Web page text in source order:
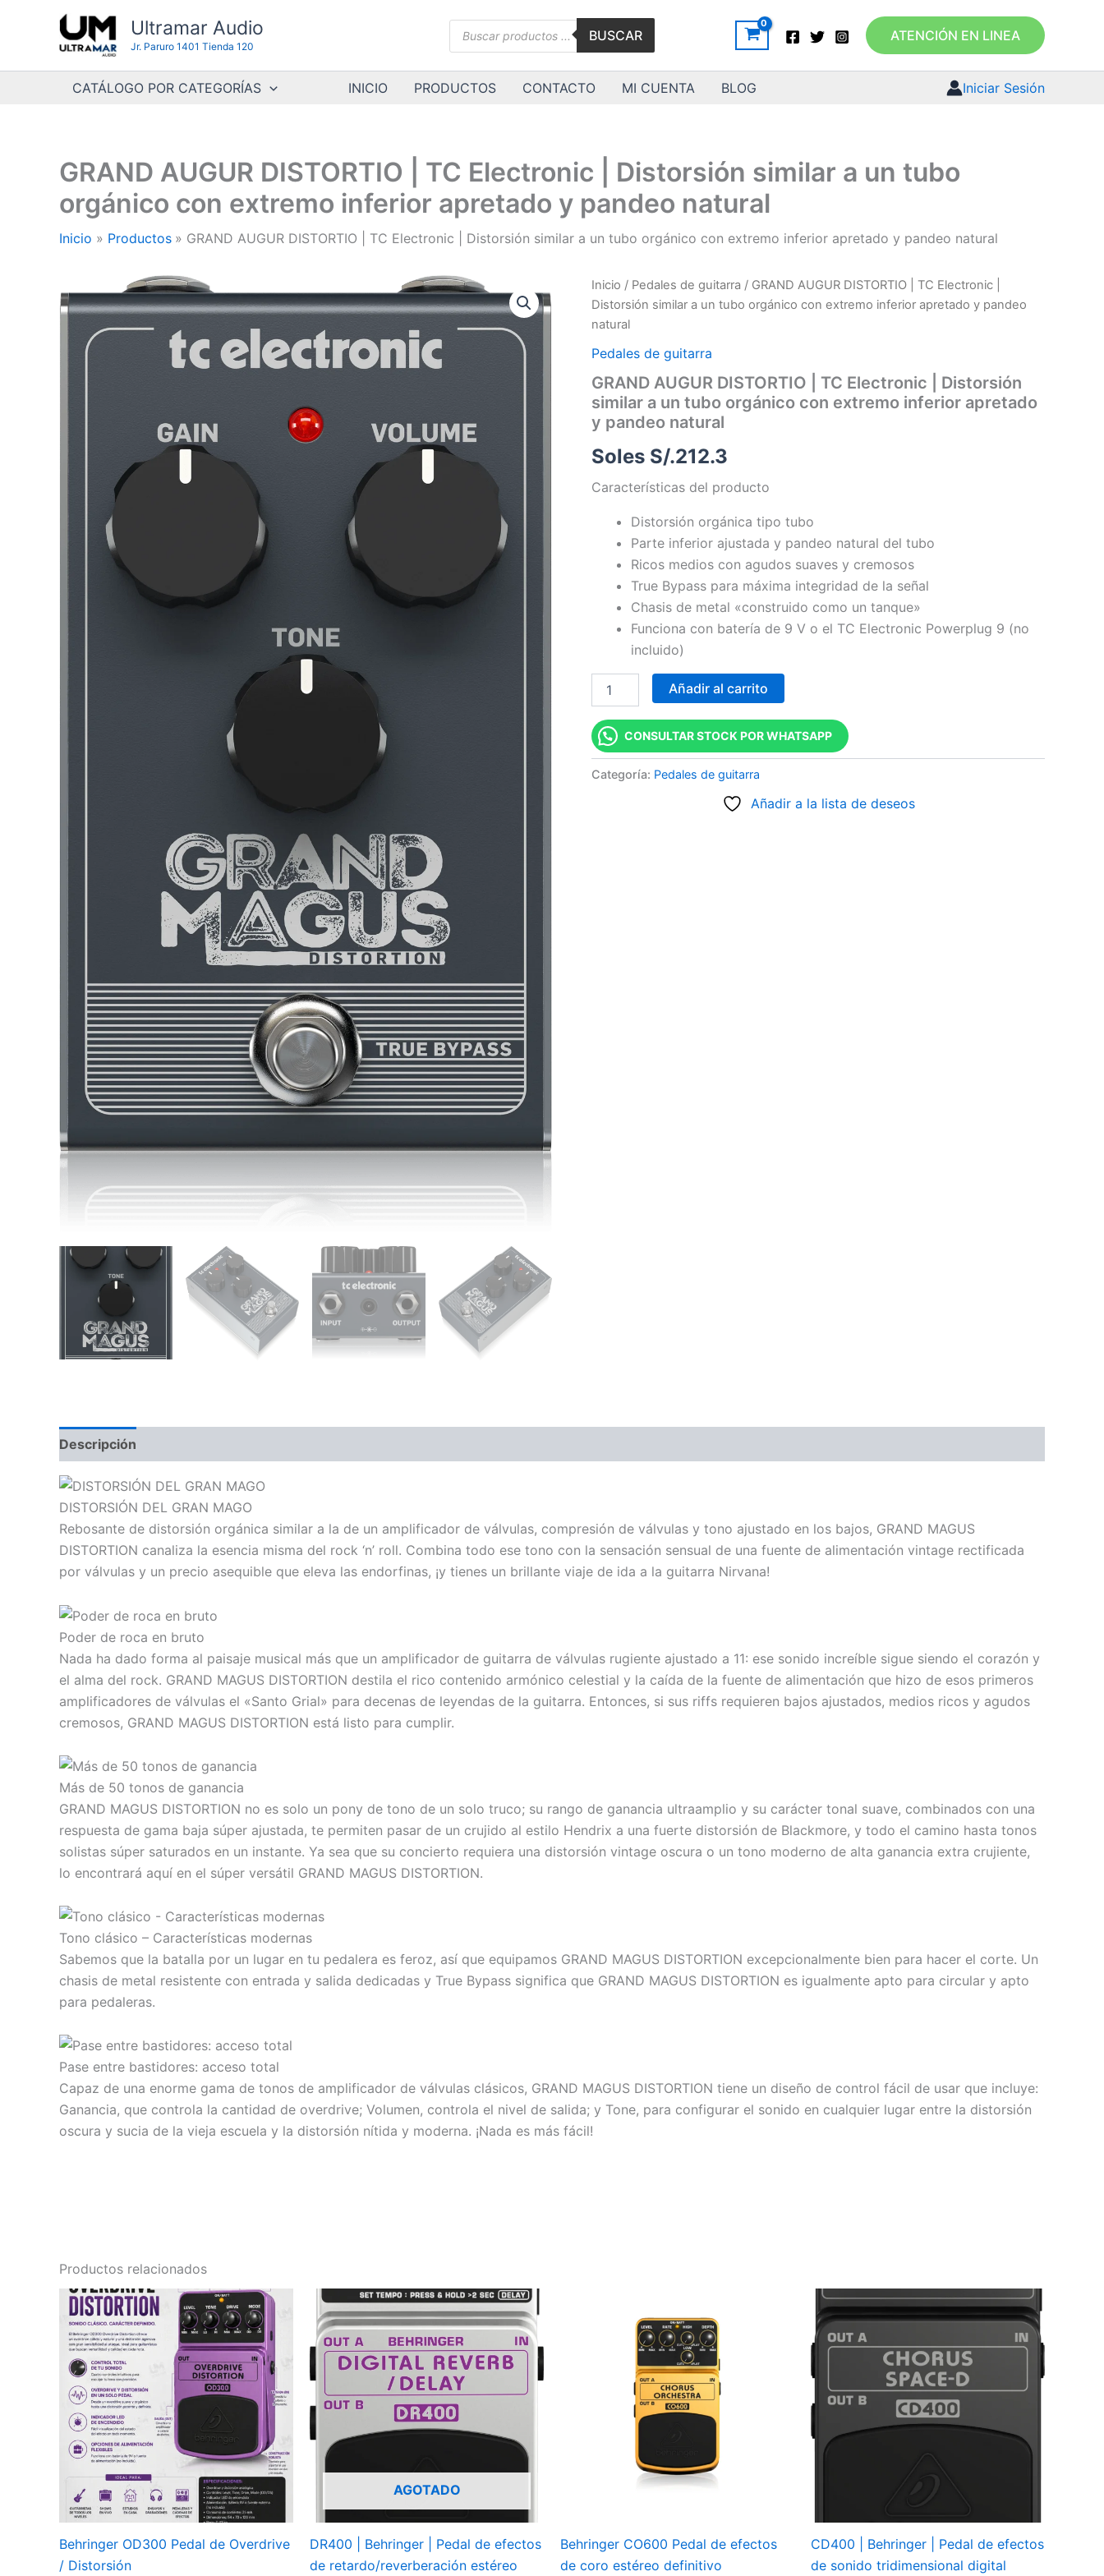
contenido
Ultramar Audio
Jr. Paruro 1401 Tienda 120
Búsqueda
BUSCAR ATENCIÓN EN LINEA
CATÁLOGO POR CATEGORÍAS INICIO PRODUCTOS CONTACTO MI CUENTA BLOG Iniciar Sesión
GRAND AUGUR DISTORTIO | TC Electronic | Distorsión similar a un tubo
orgánico con extremo inferior apretado y pandeo natural
Inicio Productos GRAND AUGUR DISTORTIO | TC Electronic | Distorsión similar a un tubo orgánico con extremo inferior apretado y pandeo natural
Inicio / Pedales de guitarra / GRAND AUGUR DISTORTIO | TC Electronic |
Distorsión similar a un tubo orgánico con extremo inferior apretado y pandeo
natural
Pedales de guitarra
GRAND AUGUR DISTORTIO | TC Electronic | Distorsión
similar a un tubo orgánico con extremo inferior apretado
y pandeo natural
Soles S/.212.3
Características del producto
Distorsión orgánica tipo tubo
Parte inferior ajustada y pandeo natural del tubo
Ricos medios con agudos suaves y cremosos
True Bypass para máxima integridad de la señal
Chasis de metal «construido como un tanque»
Funciona con batería de 9 V o el TC Electronic Powerplug 9 (no
incluido)
GRAND
AUGUR
|
TC
|
Distorsión
a
un
tubo
orgánico
con
inferior
apretado
cantidad
Añadir al carrito
CONSULTAR STOCK POR WHATSAPP
Categoría: Pedales de guitarra
Añadir a la lista de deseos
Descripción
DISTORSIÓN DEL GRAN MAGO
Rebosante de distorsión orgánica similar a la de un amplificador de válvulas, compresión de válvulas y tono ajustado en los bajos, GRAND MAGUS
DISTORTION canaliza la esencia misma del rock ‘n’ roll. Combina todo ese tono con la sensación sensual de una fuente de alimentación vintage rectificada
por válvulas y un precio asequible que eleva las endorfinas, ¡y tienes un brillante viaje de ida a la guitarra Nirvana!
Poder de roca en bruto
Nada ha dado forma al paisaje musical más que un amplificador de guitarra de válvulas rugiente ajustado a 11: ese sonido increíble sigue siendo el corazón y
el alma del rock. GRAND MAGUS DISTORTION destila el rico contenido armónico celestial y la caída de la fuente de alimentación que hizo de esos primeros
amplificadores de válvulas el «Santo Grial» para decenas de leyendas de la guitarra. Entonces, si sus riffs requieren bajos ajustados, medios ricos y agudos
cremosos, GRAND MAGUS DISTORTION está listo para cumplir.
Más de 50 tonos de ganancia
GRAND MAGUS DISTORTION no es solo un pony de tono de un solo truco; su rango de ganancia ultraamplio y su carácter tonal suave, combinados con una
respuesta de gama baja súper ajustada, te permiten pasar de un crujido al estilo Hendrix a una fuerte distorsión de Blackmore, y todo el camino hasta tonos
solistas súper saturados en un instante. Ya sea que su concierto requiera una distorsión vintage oscura o un tono moderno de alta ganancia extra crujiente,
lo encontrará aquí en el súper versátil GRAND MAGUS DISTORTION.
Tono clásico – Características modernas
Sabemos que la batalla por un lugar en tu pedalera es feroz, así que equipamos GRAND MAGUS DISTORTION excepcionalmente bien para hacer el corte. Un
chasis de metal resistente con entrada y salida dedicadas y True Bypass significa que GRAND MAGUS DISTORTION es igualmente apto para circular y apto
para pedaleras.
Pase entre bastidores: acceso total
Capaz de una enorme gama de tonos de amplificador de válvulas clásicos, GRAND MAGUS DISTORTION tiene un diseño de control fácil de usar que incluye:
Ganancia, que controla la cantidad de overdrive; Volumen, controla el nivel de salida; y Tone, para configurar el sonido en cualquier lugar entre la distorsión
oscura y sucia de la vieja escuela y la distorsión nítida y moderna. ¡Nada es más fácil!
Productos relacionados
Behringer OD300 Pedal de Overdrive
/ Distorsión
AGOTADO
DR400 | Behringer | Pedal de efectos
de retardo/reverberación estéreo
Behringer CO600 Pedal de efectos
de coro estéreo definitivo
CD400 | Behringer | Pedal de efectos
de sonido tridimensional digital